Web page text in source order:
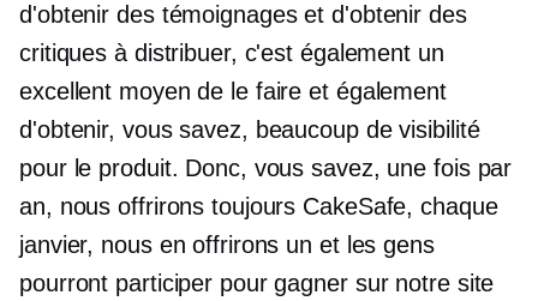
d'obtenir des témoignages et d'obtenir des
critiques à distribuer, c'est également un
excellent moyen de le faire et également
d'obtenir, vous savez, beaucoup de visibilité
pour le produit. Donc, vous savez, une fois par
an, nous offrirons toujours CakeSafe, chaque
janvier, nous en offrirons un et les gens
pourront participer pour gagner sur notre site